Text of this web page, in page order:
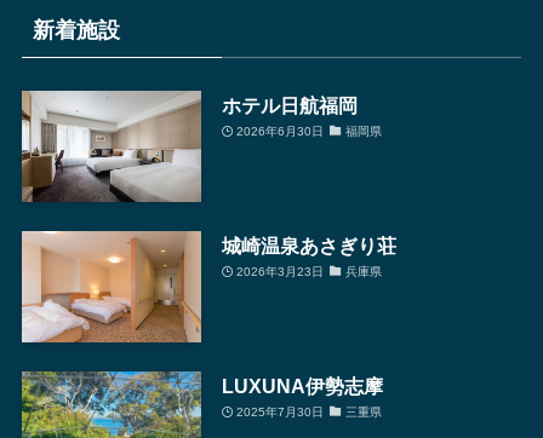
別
検
新着施設
ホテル日航福岡
2026年6月30日 福岡県
城崎温泉あさぎり荘
2026年3月23日 兵庫県
LUXUNA伊勢志摩
2025年7月30日 三重県